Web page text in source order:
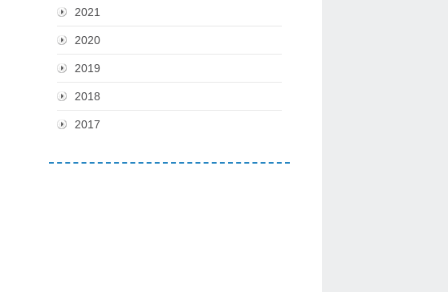
2021
2020
2019
2018
2017